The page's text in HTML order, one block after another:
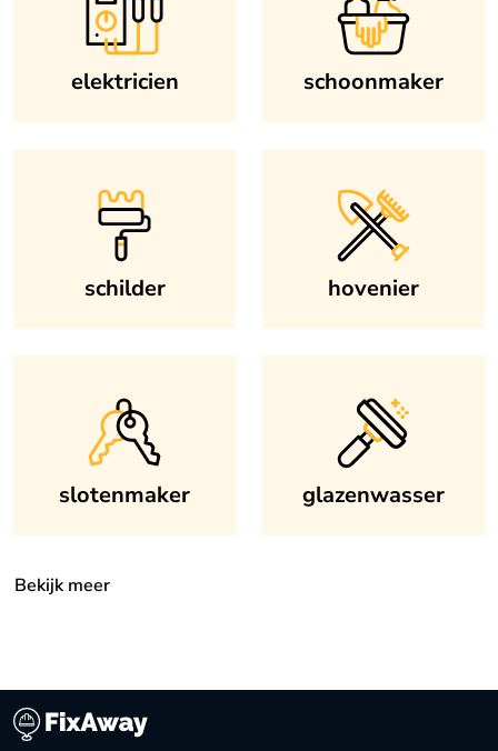
elektricien schoonmaker
schilder hovenier
slotenmaker glazenwasser
Bekijk meer